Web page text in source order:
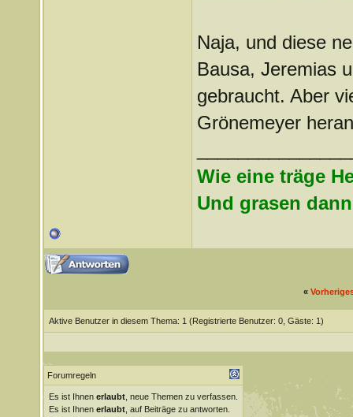
Naja, und diese
Bausa, Jeremias
gebraucht. Aber
Grönemeyer
Wie eine träge
Und grasen
«
Aktive Benutzer in diesem Thema: 1 (Registrierte Benutzer: 0, Gäste: 1)
Forumregeln
Es ist Ihnen erlaubt, neue Themen zu verfassen.
Es ist Ihnen erlaubt, auf Beiträge zu antworten.